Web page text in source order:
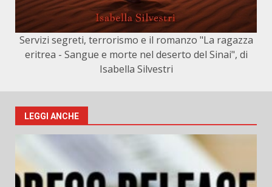
Servizi segreti, terrorismo e il romanzo "La ragazza
eritrea - Sangue e morte nel deserto del Sinai", di
Isabella Silvestri
LEGGI ANCHE